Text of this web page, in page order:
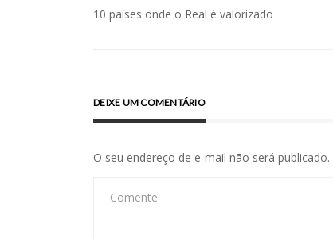
Navegação
10 países onde o Real é valorizado
DEIXE UM COMENTÁRIO
O seu endereço de e-mail não será publicado.